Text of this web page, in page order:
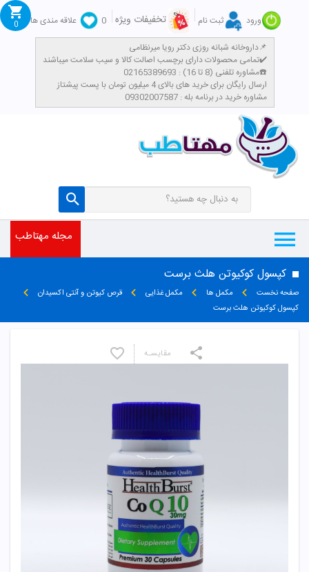
ورود ثبت نام تخفیفات ویژه 0
علاقه مندی ها
داروخانه شبانه روزی دکتر رویا میرنظامی📌
تمامی محصولات دارای برچسب اصالت کالا و سیب سلامت میباشند✔️
مشاوره تلفنی (8 تا 16) : 02165389693☎️
​ارسال رایگان برای خرید های بالای 4 میلیون تومان با پست پیشتاز
مشاوره خرید در برنامه بله : 09302007587
0
مجله مهتاطب
کپسول کوکیوتن هلث برست
صفحه نخست مکمل ها مکمل غذایی
قرص کیوتن و آنتی اکسیدان
کپسول کوکیوتن هلث برست
مقایسـه